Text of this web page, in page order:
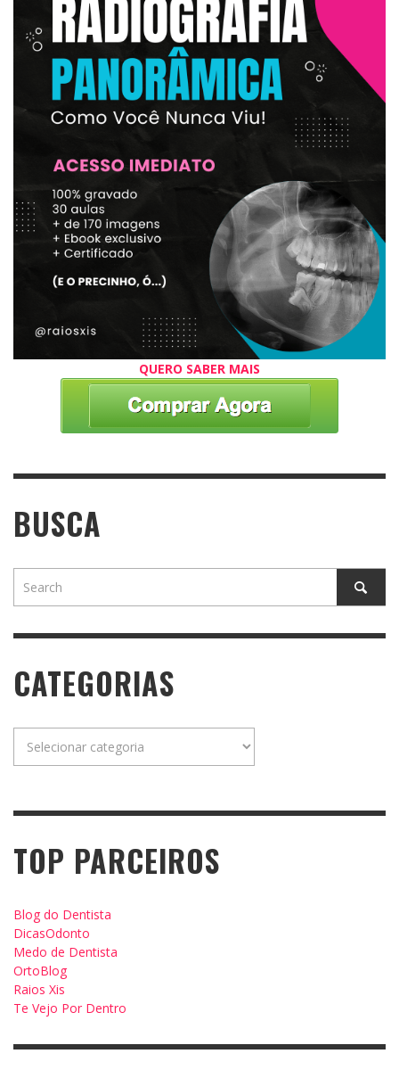
QUERO SABER MAIS
BUSCA
CATEGORIAS
TOP PARCEIROS
Blog do Dentista
DicasOdonto
Medo de Dentista
OrtoBlog
Raios Xis
Te Vejo Por Dentro